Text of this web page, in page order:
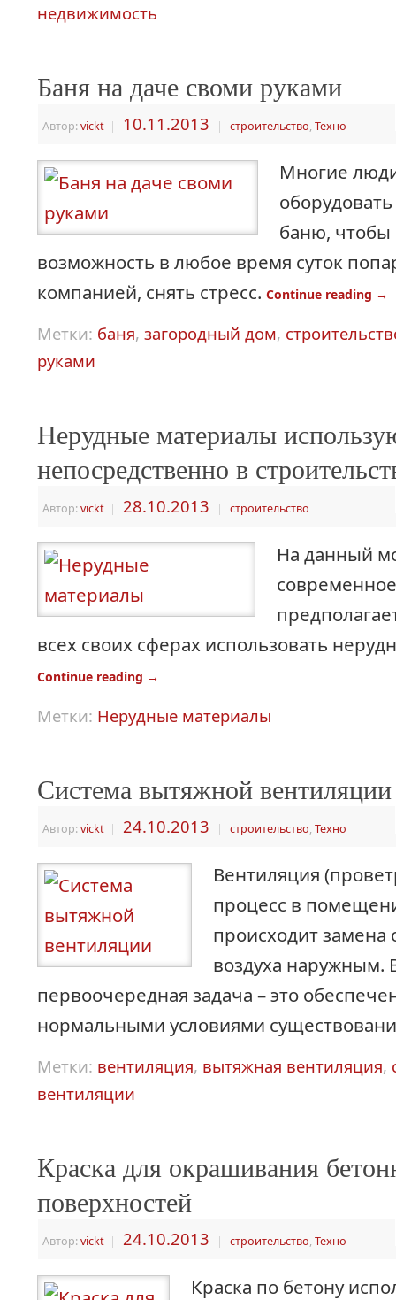
недвижимость
Баня на даче своми руками
Автор:vickt | 10.11.2013 | строительство, Техно
Многие
баню, чтобы
возможность в любое время суток
компанией, снять стресс. Continue reading →
Метки: баня, загородный дом,
руками
Нерудные материалы
непосредственно в
Автор:vickt | 28.10.2013 | строительство
На данный
всех своих сферах использовать
Continue reading →
Метки: Нерудные материалы
Система вытяжной вентиляции
Автор:vickt | 24.10.2013 | строительство, Техно
Вентиляция
процесс в
происходит замена
воздуха наружным.
первоочередная задача – это
нормальными условиями
Метки: вентиляция, вытяжная вентиляция,
вентиляции
Краска для окрашивания
поверхностей
Автор:vickt | 24.10.2013 | строительство, Техно
Краска по бетону